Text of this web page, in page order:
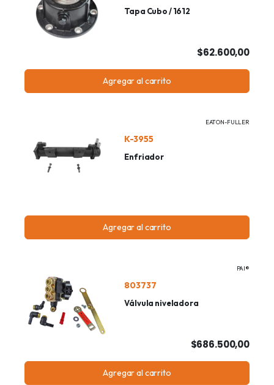
Tapa Cubo / 1612
$62.600,00
Agregar al carrito
EATON-FULLER
K-3955
Enfriador
Agregar al carrito
PAI®
803737
Válvula niveladora
$686.500,00
Agregar al carrito